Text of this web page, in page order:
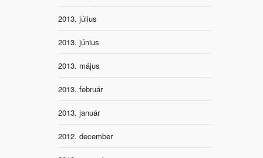
2013. július
2013. június
2013. május
2013. február
2013. január
2012. december